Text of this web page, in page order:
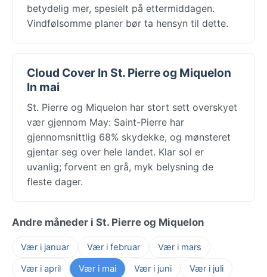
betydelig mer, spesielt på ettermiddagen.
Vindfølsomme planer bør ta hensyn til dette.
Cloud Cover In St. Pierre og Miquelon
In mai
St. Pierre og Miquelon har stort sett overskyet
vær gjennom May: Saint-Pierre har
gjennomsnittlig 68% skydekke, og mønsteret
gjentar seg over hele landet. Klar sol er
uvanlig; forvent en grå, myk belysning de
fleste dager.
Andre måneder i St. Pierre og Miquelon
Vær i januar Vær i februar
Vær i mars
Vær i april
Vær i mai Vær i juni Vær i juli